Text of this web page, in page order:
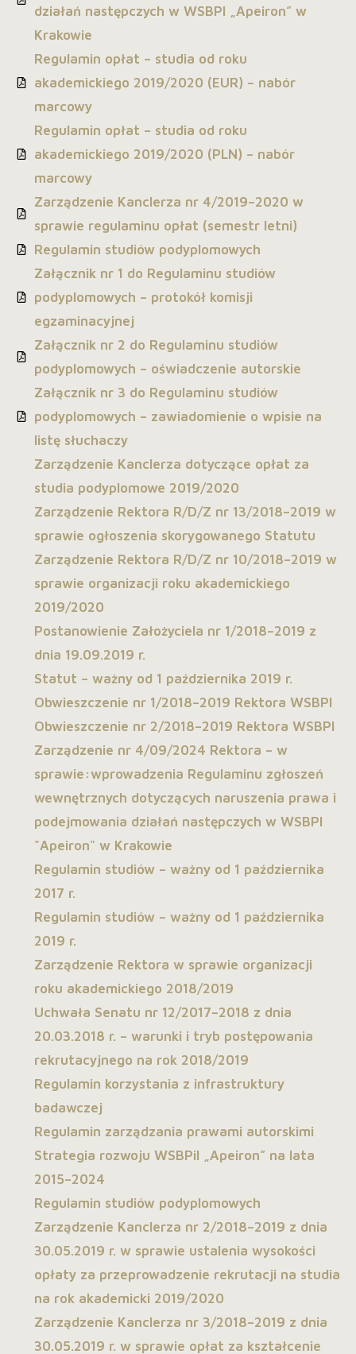
działań następczych w WSBPI „Apeiron” w
Krakowie
Regulamin opłat – studia od roku
akademickiego 2019/2020 (EUR) – nabór
marcowy
Regulamin opłat – studia od roku
akademickiego 2019/2020 (PLN) – nabór
marcowy
Zarządzenie Kanclerza nr 4/2019–2020 w
sprawie regulaminu opłat (semestr letni)
Regulamin studiów podyplomowych
Załącznik nr 1 do Regulaminu studiów
podyplomowych – protokół komisji
egzaminacyjnej
Załącznik nr 2 do Regulaminu studiów
podyplomowych – oświadczenie autorskie
Załącznik nr 3 do Regulaminu studiów
podyplomowych – zawiadomienie o wpisie na
listę słuchaczy
Zarządzenie Kanclerza dotyczące opłat za
studia podyplomowe 2019/2020
Zarządzenie Rektora R/D/Z nr 13/2018–2019 w
sprawie ogłoszenia skorygowanego Statutu
Zarządzenie Rektora R/D/Z nr 10/2018–2019 w
sprawie organizacji roku akademickiego
2019/2020
Postanowienie Założyciela nr 1/2018–2019 z
dnia 19.09.2019 r.
Statut – ważny od 1 października 2019 r.
Obwieszczenie nr 1/2018–2019 Rektora WSBPI
Obwieszczenie nr 2/2018–2019 Rektora WSBPI
Zarządzenie nr 4/09/2024 Rektora – w
sprawie:wprowadzenia Regulaminu zgłoszeń
wewnętrznych dotyczących naruszenia prawa i
podejmowania działań następczych w WSBPI
"Apeiron" w Krakowie
Regulamin studiów – ważny od 1 października
2017 r.
Regulamin studiów – ważny od 1 października
2019 r.
Zarządzenie Rektora w sprawie organizacji
roku akademickiego 2018/2019
Uchwała Senatu nr 12/2017–2018 z dnia
20.03.2018 r. – warunki i tryb postępowania
rekrutacyjnego na rok 2018/2019
Regulamin korzystania z infrastruktury
badawczej
Regulamin zarządzania prawami autorskimi
Strategia rozwoju WSBPiI „Apeiron” na lata
2015–2024
Regulamin studiów podyplomowych
Zarządzenie Kanclerza nr 2/2018–2019 z dnia
30.05.2019 r. w sprawie ustalenia wysokości
opłaty za przeprowadzenie rekrutacji na studia
na rok akademicki 2019/2020
Zarządzenie Kanclerza nr 3/2018–2019 z dnia
30.05.2019 r. w sprawie opłat za kształcenie